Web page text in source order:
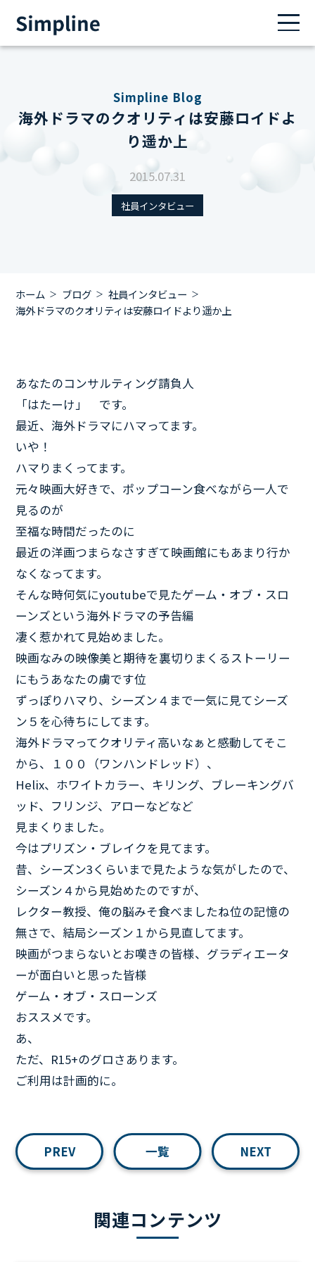
Simpline Blog
海外ドラマのクオリティは安藤ロイドよ
り遥か上
2015.07.31
社員インタビュー
ホーム ブログ
社員インタビュー
海外ドラマのクオリティは安藤ロイドより遥か上
あなたのコンサルティング請負人
「はたーけ」 です。
最近、海外ドラマにハマってます。
いや！
ハマりまくってます。
元々映画大好きで、ポップコーン食べながら一人で
見るのが
至福な時間だったのに
最近の洋画つまらなさすぎて映画館にもあまり行か
なくなってます。
そんな時何気にyoutubeで見たゲーム・オブ・スロ
ーンズという海外ドラマの予告編
凄く惹かれて見始めました。
映画なみの映像美と期待を裏切りまくるストーリー
にもうあなたの虜です位
ずっぽりハマり、シーズン４まで一気に見てシーズ
ン５を心待ちにしてます。
海外ドラマってクオリティ高いなぁと感動してそこ
から、１００（ワンハンドレッド）、
Helix、ホワイトカラー、キリング、ブレーキングバ
ッド、フリンジ、アローなどなど
見まくりました。
今はプリズン・ブレイクを見てます。
昔、シーズン3くらいまで見たような気がしたので、
シーズン４から見始めたのですが、
レクター教授、俺の脳みそ食べましたね位の記憶の
無さで、結局シーズン１から見直してます。
映画がつまらないとお嘆きの皆様、グラディエータ
ーが面白いと思った皆様
ゲーム・オブ・スローンズ
おススメです。
あ、
ただ、R15+のグロさあります。
ご利用は計画的に。
PREV 一覧 NEXT
関連コンテンツ